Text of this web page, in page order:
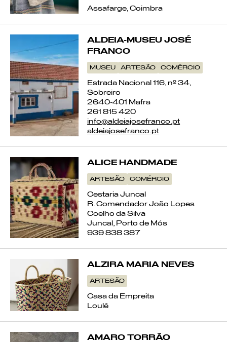
Assafarge, Coimbra
ALDEIA-MUSEU JOSÉ
FRANCO
MUSEU ARTESÃO COMÉRCIO
Estrada Nacional 116, nº 34,
Sobreiro
2640-401 Mafra
261 815 420
info@aldeiajosefranco.pt
aldeiajosefranco.pt
ALICE HANDMADE
ARTESÃO COMÉRCIO
Cestaria Juncal
R. Comendador João Lopes
Coelho da Silva
Juncal, Porto de Mós
939 838 387
ALZIRA MARIA NEVES
ARTESÃO
Casa da Empreita
Loulé
AMARO TORRÃO